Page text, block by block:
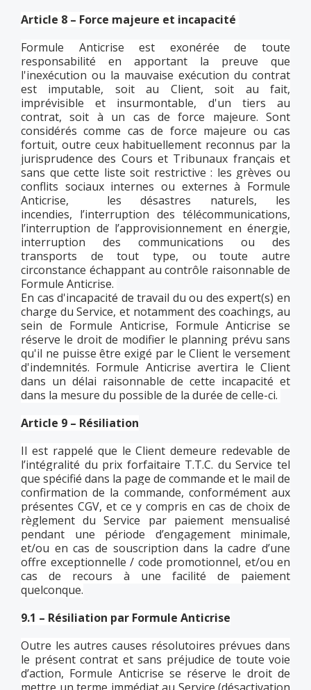
Article 8 – Force majeure et incapacité
Formule Anticrise est exonérée de toute
responsabilité en apportant la preuve que
l'inexécution ou la mauvaise exécution du contrat
est imputable, soit au Client, soit au fait,
imprévisible et insurmontable, d'un tiers au
contrat, soit à un cas de force majeure. Sont
considérés comme cas de force majeure ou cas
fortuit, outre ceux habituellement reconnus par la
jurisprudence des Cours et Tribunaux français et
sans que cette liste soit restrictive : les grèves ou
conflits sociaux internes ou externes à Formule
Anticrise, les désastres naturels, les
incendies, l’interruption des télécommunications,
l’interruption de l’approvisionnement en énergie,
interruption des communications ou des
transports de tout type, ou toute autre
circonstance échappant au contrôle raisonnable de
Formule Anticrise.
En cas d'incapacité de travail du ou des expert(s) en
charge du Service, et notamment des coachings, au
sein de Formule Anticrise, Formule Anticrise se
réserve le droit de modifier le planning prévu sans
qu'il ne puisse être exigé par le Client le versement
d'indemnités. Formule Anticrise avertira le Client
dans un délai raisonnable de cette incapacité et
dans la mesure du possible de la durée de celle-ci.
Article 9 – Résiliation
Il est rappelé que le Client demeure redevable de
l’intégralité du prix forfaitaire T.T.C. du Service tel
que spécifié dans la page de commande et le mail de
confirmation de la commande, conformément aux
présentes CGV, et ce y compris en cas de choix de
règlement du Service par paiement mensualisé
pendant une période d’engagement minimale,
et/ou en cas de souscription dans la cadre d’une
offre exceptionnelle / code promotionnel, et/ou en
cas de recours à une facilité de paiement
quelconque.
9.1 – Résiliation par Formule Anticrise
Outre les autres causes résolutoires prévues dans
le présent contrat et sans préjudice de toute voie
d’action, Formule Anticrise se réserve le droit de